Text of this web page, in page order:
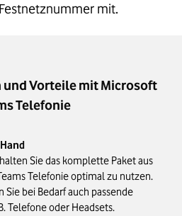
mit.
Vorteile mit Microsoft
Telefonie
Sie das komplette Paket aus
Telefonie optimal zu nutzen.
bei Bedarf auch passende
Telefone oder Headsets.